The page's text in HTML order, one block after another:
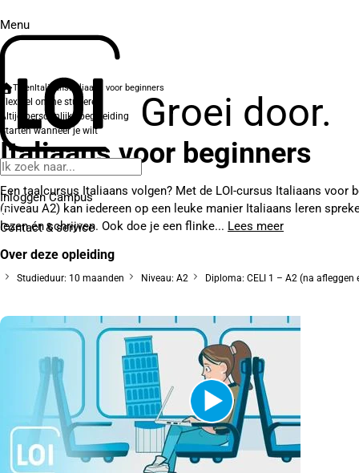
Menu
Groei door.
Inloggen Campus
Contact& service
TalenItaliaansItaliaans voor beginners
Flexibel online studeren
Altijd persoonlijke begeleiding
Starten wanneer je wilt
Italiaans voor beginners
Een taalcursus Italiaans volgen? Met de LOI-cursus Italiaans voor
(niveau A2) kan iedereen op een leuke manier Italiaans leren
lezen én schrijven. Ook doe je een flinke... Lees meer
Over deze opleiding
Studieduur: 10 maanden Niveau: A2 Diploma: CELI 1 – A2 (na afleggen